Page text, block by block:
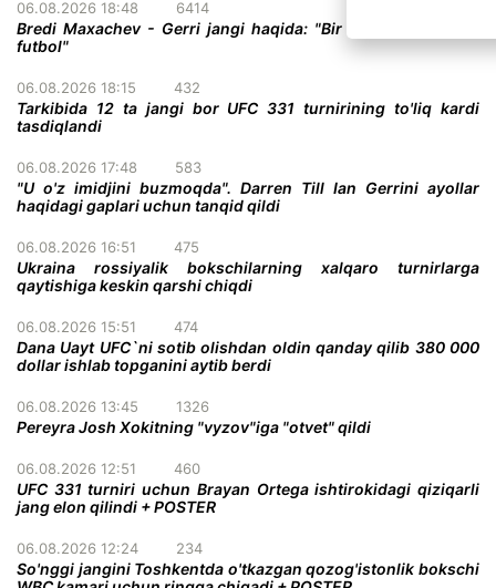
06.08.2026 18:48 6414
Bredi Maxachev - Gerri jangi haqida: "Bir darvoza oldidagi
futbol"
06.08.2026 18:15 432
Tarkibida 12 ta jangi bor UFC 331 turnirining to'liq kardi
tasdiqlandi
06.08.2026 17:48 583
"U o'z imidjini buzmoqda". Darren Till Ian Gerrini ayollar
haqidagi gaplari uchun tanqid qildi
06.08.2026 16:51 475
Ukraina rossiyalik bokschilarning xalqaro turnirlarga
qaytishiga keskin qarshi chiqdi
06.08.2026 15:51 474
Dana Uayt UFC`ni sotib olishdan oldin qanday qilib 380 000
dollar ishlab topganini aytib berdi
06.08.2026 13:45 1326
Pereyra Josh Xokitning "vyzov"iga "otvet" qildi
06.08.2026 12:51 460
UFC 331 turniri uchun Brayan Ortega ishtirokidagi qiziqarli
jang elon qilindi + POSTER
06.08.2026 12:24 234
So'nggi jangini Toshkentda o'tkazgan qozog'istonlik bokschi